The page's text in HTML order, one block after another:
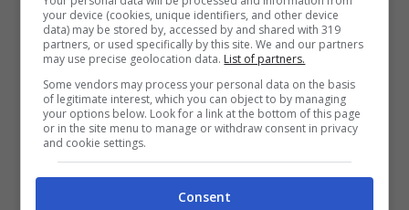
con il presidente americano, un accordo
che li dichiara pronti a favorire l’incontro a
tre su citato. E inoltre è stato ribadito che
la Russia non può porre il veto su Kiev
nell’Unione e che i confini della stessa
Ucraina non si potranno modificare con la
your device (cookies, unique identifiers, and other device
data) may be stored by, accessed by and shared with 319
partners, or used specifically by this site. We and our partners
may use precise geolocation data. List of partners.
Some vendors may process your personal data on the basis
of legitimate interest, which you can object to by managing
your options below. Look for a link at the bottom of this page
or in the site menu to manage or withdraw consent in privacy
and cookie settings.
Consent